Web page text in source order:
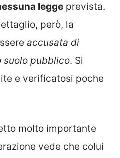
legge prevista.
però, la
accusata di
suolo pubblico. Si
e verificatosi poche
molto importante
vede che colui